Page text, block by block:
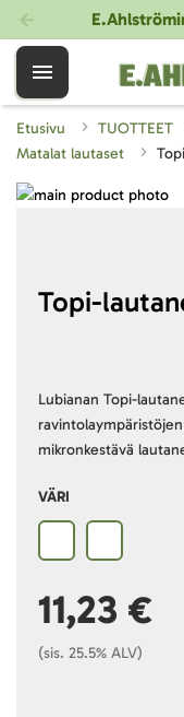
Etusivu TUOTTEET
Matalat lautaset
Topi-
Lubianan Topi-
mikronkestävä
VÄRI
11,23 €
(sis. 25.5% ALV)
Skip
beginning
gallery